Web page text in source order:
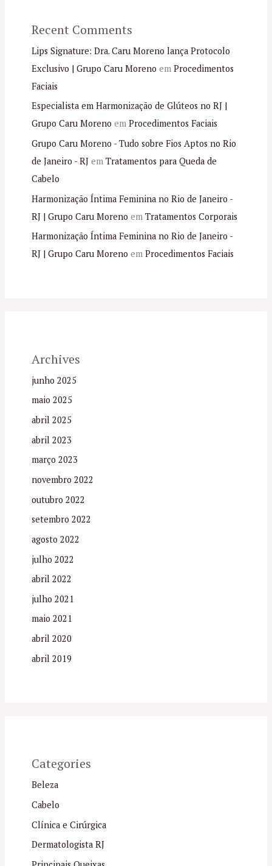
Recent Comments
Lips Signature: Dra. Caru Moreno lança Protocolo
Exclusivo | Grupo Caru Moreno em Procedimentos
Faciais
Especialista em Harmonização de Glúteos no RJ |
Grupo Caru Moreno em Procedimentos Faciais
Grupo Caru Moreno - Tudo sobre Fios Aptos no Rio
de Janeiro - RJem Tratamentos para Queda de
Cabelo
Harmonização Íntima Feminina no Rio de Janeiro -
RJ | Grupo Caru Moreno em Tratamentos Corporais
Harmonização Íntima Feminina no Rio de Janeiro -
RJ | Grupo Caru Moreno em Procedimentos Faciais
Archives
junho 2025
maio 2025
abril 2025
abril 2023
março 2023
novembro 2022
outubro 2022
setembro 2022
agosto 2022
julho 2022
abril 2022
julho 2021
maio 2021
abril 2020
abril 2019
Categories
Beleza
Cabelo
Clínica e Cirúrgica
Dermatologista RJ